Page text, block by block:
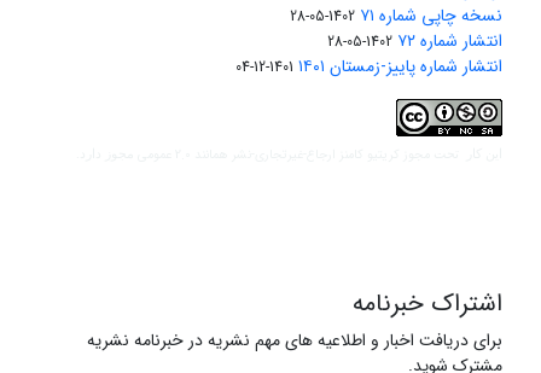
نسخه چاپی شماره ۷۱ 1402-05-28
انتشار شماره ۷۲ 1402-05-28
انتشار شماره پاییز-زمستان ۱۴۰۱ 1401-12-04
اشتراک خبرنامه
برای دریافت اخبار و اطلاعیه های مهم نشریه در خبرنامه نشریه
مشترک شوید.